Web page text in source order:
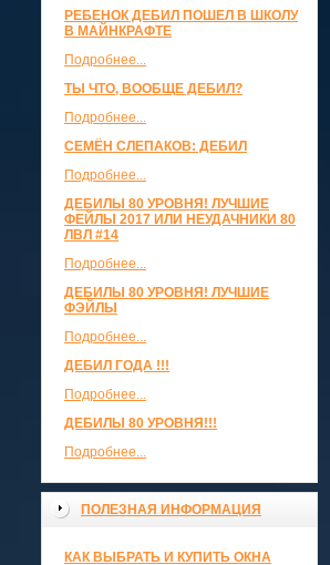
РЕБЕНОК ДЕБИЛ ПОШЕЛ В ШКОЛУ
В МАЙНКРАФТЕ
Подробнее...
ТЫ ЧТО, ВООБЩЕ ДЕБИЛ?
Подробнее...
СЕМЁН СЛЕПАКОВ: ДЕБИЛ
Подробнее...
ДЕБИЛЫ 80 УРОВНЯ! ЛУЧШИЕ
ФЕЙЛЫ 2017 ИЛИ НЕУДАЧНИКИ 80
ЛВЛ #14
Подробнее...
ДЕБИЛЫ 80 УРОВНЯ! ЛУЧШИЕ
ФЭЙЛЫ
Подробнее...
ДЕБИЛ ГОДА !!!
Подробнее...
ДЕБИЛЫ 80 УРОВНЯ!!!
Подробнее...
ПОЛЕЗНАЯ ИНФОРМАЦИЯ
КАК ВЫБРАТЬ И КУПИТЬ ОКНА